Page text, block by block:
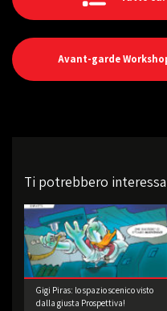
Avant-garde
Ti potrebbero
Gigi Piras: lo spazio scenico visto
dalla giusta Prospettiva!